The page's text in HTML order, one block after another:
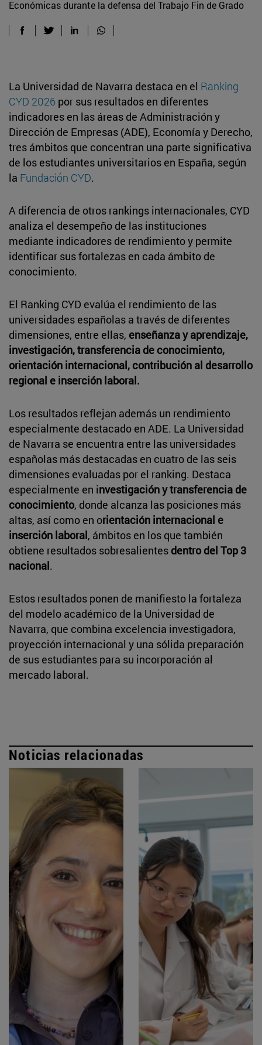
Económicas durante la defensa del Trabajo Fin de Grado
La Universidad de Navarra destaca en el Ranking
CYD 2026 por sus resultados en diferentes
indicadores en las áreas de Administración y
Dirección de Empresas (ADE), Economía y Derecho,
tres ámbitos que concentran una parte significativa
de los estudiantes universitarios en España, según
la Fundación CYD.
A diferencia de otros rankings internacionales, CYD
analiza el desempeño de las instituciones
mediante indicadores de rendimiento y permite
identificar sus fortalezas en cada ámbito de
conocimiento.
El Ranking CYD evalúa el rendimiento de las
universidades españolas a través de diferentes
dimensiones, entre ellas, enseñanza y aprendizaje,
investigación, transferencia de conocimiento,
orientación internacional, contribución al desarrollo
regional e inserción laboral.
Los resultados reflejan además un rendimiento
especialmente destacado en ADE. La Universidad
de Navarra se encuentra entre las universidades
españolas más destacadas en cuatro de las seis
dimensiones evaluadas por el ranking. Destaca
especialmente en investigación y transferencia de
conocimiento, donde alcanza las posiciones más
altas, así como en orientación internacional e
inserción laboral, ámbitos en los que también
obtiene resultados sobresalientes dentro del Top 3
nacional.
Estos resultados ponen de manifiesto la fortaleza
del modelo académico de la Universidad de
Navarra, que combina excelencia investigadora,
proyección internacional y una sólida preparación
de sus estudiantes para su incorporación al
mercado laboral.
Noticias relacionadas